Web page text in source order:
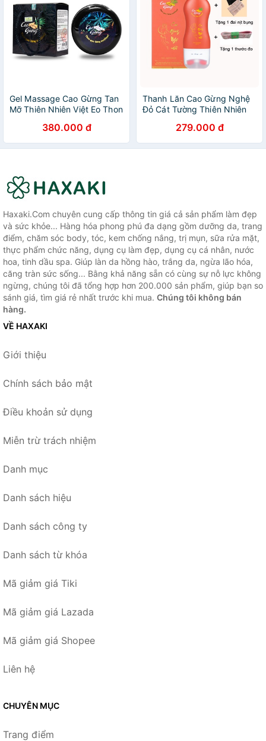
Gel Massage Cao Gừng Tan
Mỡ Thiên Nhiên Việt Eo Thon
380.000 đ
Thanh Lăn Cao Gừng Nghệ
Đỏ Cát Tường Thiên Nhiên
8936079033002
279.000 đ
Haxaki.Com chuyên cung cấp thông tin giá cả sản phẩm làm đẹp
và sức khỏe... Hàng hóa phong phú đa dạng gồm dưỡng da, trang
điểm, chăm sóc body, tóc, kem chống nắng, trị mụn, sữa rửa mặt,
thực phẩm chức năng, dụng cụ làm đẹp, dụng cụ cá nhân, nước
hoa, tinh dầu spa. Giúp làn da hồng hào, trắng da, ngừa lão hóa,
căng tràn sức sống... Bằng khả năng sẵn có cùng sự nỗ lực không
ngừng, chúng tôi đã tổng hợp hơn 200.000 sản phẩm, giúp bạn so
sánh giá, tìm giá rẻ nhất trước khi mua. Chúng tôi không bán
hàng.
VỀ HAXAKI
Giới thiệu
Chính sách bảo mật
Điều khoản sử dụng
Miễn trừ trách nhiệm
Danh mục
Danh sách hiệu
Danh sách công ty
Danh sách từ khóa
Mã giảm giá Tiki
Mã giảm giá Lazada
Mã giảm giá Shopee
Liên hệ
CHUYÊN MỤC
Trang điểm